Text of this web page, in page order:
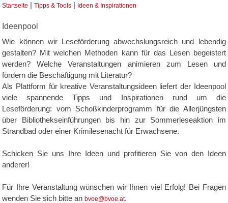
Sie sind hier
Startseite |Tipps & Tools Ideen & Inspirationen
Ideenpool
Wie können wir Leseförderung abwechslungsreich und lebendig
gestalten? Mit welchen Methoden kann für das Lesen begeistert
werden? Welche Veranstaltungen animieren zum Lesen und
fördern die Beschäftigung mit Literatur?
Als Plattform für kreative Veranstaltungsideen liefert der Ideenpool
viele spannende Tipps und Inspirationen rund um die
Leseförderung: vom Schoßkinderprogramm für die Allerjüngsten
über Bibliothekseinführungen bis hin zur Sommerleseaktion im
Strandbad oder einer Krimilesenacht für Erwachsene.
Schicken Sie uns Ihre Ideen und profitieren Sie von den Ideen
anderer!
Für Ihre Veranstaltung wünschen wir Ihnen viel Erfolg! Bei Fragen
wenden Sie sich bitte anbvoe@bvoe.at.